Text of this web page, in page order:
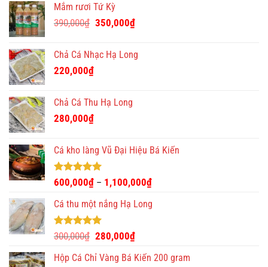
Mắm rươi Tứ Kỳ
390,000₫ Giá
390,000₫.
350,000₫Giá
là:
Chả Cá Nhạc Hạ Long
220,000₫
Chả Cá Thu Hạ Long
280,000₫
Cá kho làng Vũ Đại Hiệu Bá Kiến
Được xếp
hạng
4.93
5 sao
600,000₫ – 1,100,000₫
Cá thu một nắng Hạ Long
Được xếp
hạng
5.00
5 sao
300,000₫ Giá
là:
280,000₫Giá
tại
Hộp Cá Chỉ Vàng Bá Kiến 200 gram